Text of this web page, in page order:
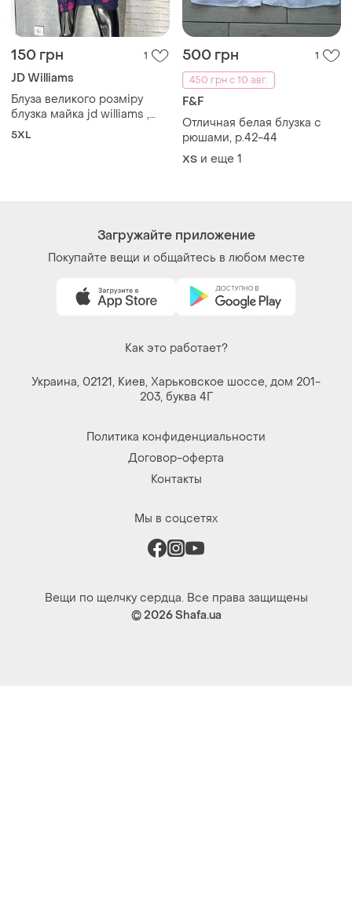
150 грн 1
JD Williams
Блуза великого розміру
блузка майка jd williams ,
xxxxl 58р
5XL
500 грн
1
450 грн с 10 авг.
F&F
Отличная белая блузка с
рюшами, р.42-44
ХS и еще 1
Загружайте приложение
Покупайте вещи и общайтесь в любом месте
Как это работает?
Украина, 02121, Киев, Харьковское шоссе, дом 201-
203, буква 4Г
Политика конфиденциальности
Договор-оферта
Контакты
Мы в соцсетях
Вещи по щелчку сердца. Все права защищены
© 2026Shafa.ua